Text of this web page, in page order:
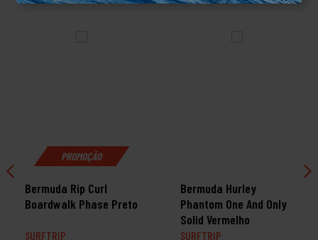
PROMOÇÃO
Bermuda Rip Curl
Boardwalk Phase Preto
SURFTRIP
Bermuda Hurley
Phantom One And Only
Solid Vermelho
SURFTRIP